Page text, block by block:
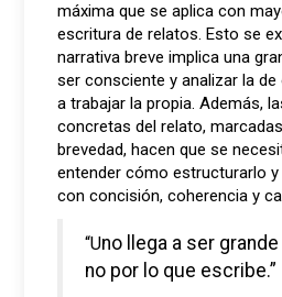
máxima que se aplica con
escritura de relatos. Esto se
narrativa breve implica una
ser consciente y analizar la
a trabajar la propia. Además,
concretas del relato,
brevedad, hacen que se
entender cómo estructurarlo
con concisión, coherencia y
“Uno llega a ser grande por lo que lee y
no por lo que escribe.”